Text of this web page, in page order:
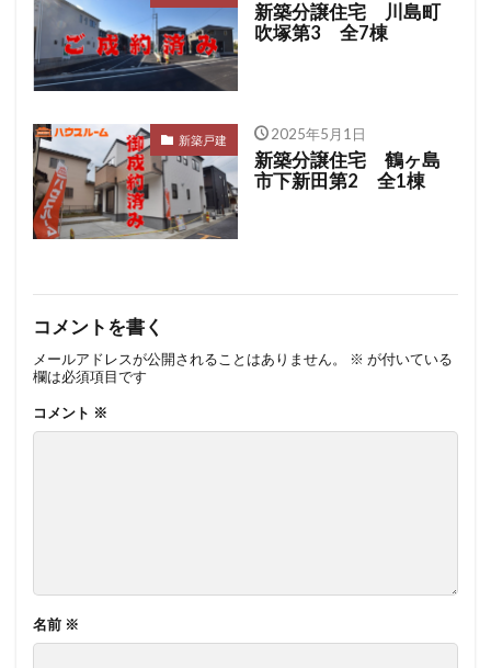
新築分譲住宅 川島町
吹塚第3 全7棟
新築戸建 2025年5月1日
新築分譲住宅 鶴ヶ島
市下新田第2 全1棟
コメントを書く
メールアドレスが公開されることはありません。 ※ が付いている
欄は必須項目です
コメント ※
名前 ※